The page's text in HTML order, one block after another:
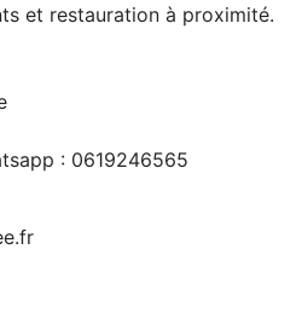
et restauration à proximité.
: 0619246565